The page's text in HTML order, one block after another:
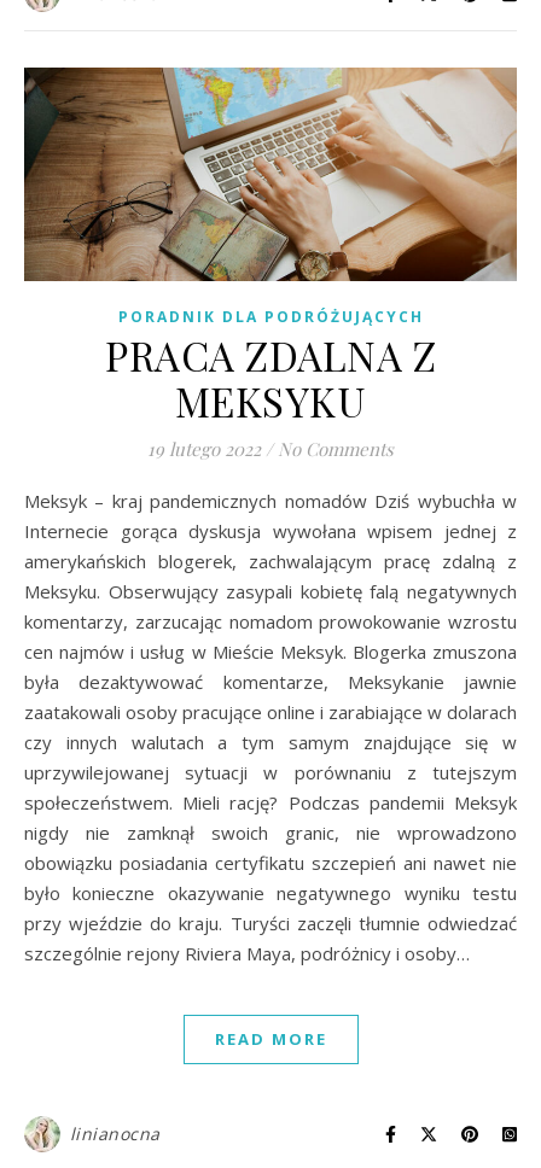
PORADNIK DLA PODRÓŻUJĄCYCH
PRACA ZDALNA Z
MEKSYKU
19 lutego 2022 / No Comments
Meksyk – kraj pandemicznych nomadów Dziś wybuchła w
Internecie gorąca dyskusja wywołana wpisem jednej z
amerykańskich blogerek, zachwalającym pracę zdalną z
Meksyku. Obserwujący zasypali kobietę falą negatywnych
komentarzy, zarzucając nomadom prowokowanie wzrostu
cen najmów i usług w Mieście Meksyk. Blogerka zmuszona
była dezaktywować komentarze, Meksykanie jawnie
zaatakowali osoby pracujące online i zarabiające w dolarach
czy innych walutach a tym samym znajdujące się w
uprzywilejowanej sytuacji w porównaniu z tutejszym
społeczeństwem. Mieli rację? Podczas pandemii Meksyk
nigdy nie zamknął swoich granic, nie wprowadzono
obowiązku posiadania certyfikatu szczepień ani nawet nie
było konieczne okazywanie negatywnego wyniku testu
przy wjeździe do kraju. Turyści zaczęli tłumnie odwiedzać
szczególnie rejony Riviera Maya, podróżnicy i osoby…
READ MORE
linianocna